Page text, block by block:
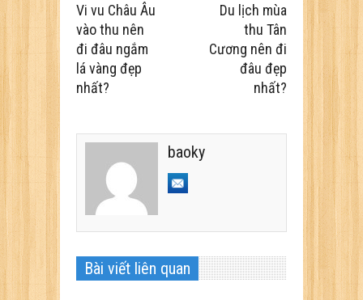
Vi vu Châu Âu
vào thu nên
đi đâu ngắm
lá vàng đẹp
nhất?
Du lịch mùa
thu Tân
Cương nên đi
đâu đẹp
nhất?
baoky
Bài viết liên quan